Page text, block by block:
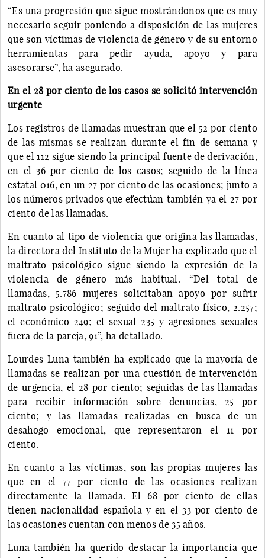
“Es una progresión que sigue mostrándonos que es muy
necesario seguir poniendo a disposición de las mujeres
que son víctimas de violencia de género y de su entorno
herramientas para pedir ayuda, apoyo y para
asesorarse”, ha asegurado.
En el 28 por ciento de los casos se solicitó intervención
urgente
Los registros de llamadas muestran que el 52 por ciento
de las mismas se realizan durante el fin de semana y
que el 112 sigue siendo la principal fuente de derivación,
en el 36 por ciento de los casos; seguido de la línea
estatal 016, en un 27 por ciento de las ocasiones; junto a
los números privados que efectúan también ya el 27 por
ciento de las llamadas.
En cuanto al tipo de violencia que origina las llamadas,
la directora del Instituto de la Mujer ha explicado que el
maltrato psicológico sigue siendo la expresión de la
violencia de género más habitual. “Del total de
llamadas, 5.786 mujeres solicitaban apoyo por sufrir
maltrato psicológico; seguido del maltrato físico, 2.257;
el económico 249; el sexual 235 y agresiones sexuales
fuera de la pareja, 91”, ha detallado.
Lourdes Luna también ha explicado que la mayoría de
llamadas se realizan por una cuestión de intervención
de urgencia, el 28 por ciento; seguidas de las llamadas
para recibir información sobre denuncias, 25 por
ciento; y las llamadas realizadas en busca de un
desahogo emocional, que representaron el 11 por
ciento.
En cuanto a las víctimas, son las propias mujeres las
que en el 77 por ciento de las ocasiones realizan
directamente la llamada. El 68 por ciento de ellas
tienen nacionalidad española y en el 33 por ciento de
las ocasiones cuentan con menos de 35 años.
Luna también ha querido destacar la importancia que